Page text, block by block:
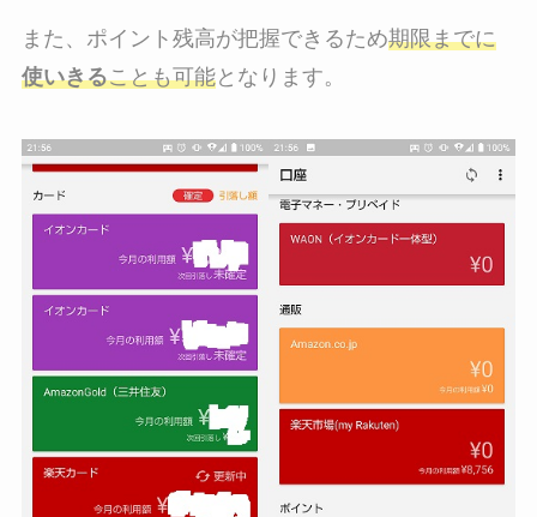
また、ポイント残高が把握できるため期限までに
使いきることも可能となります。